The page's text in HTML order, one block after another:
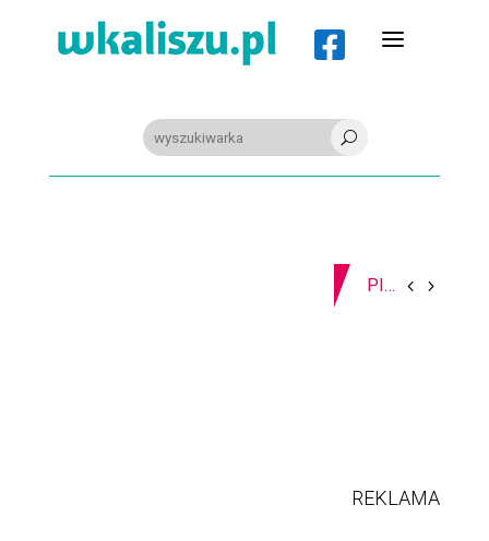
 a
U
PIŁKA RĘCZNA. Nowa bramkarka Szczypiorna. Grała w Norwegii
REKLAMA